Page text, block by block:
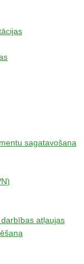
sagatavošana
atļaujas